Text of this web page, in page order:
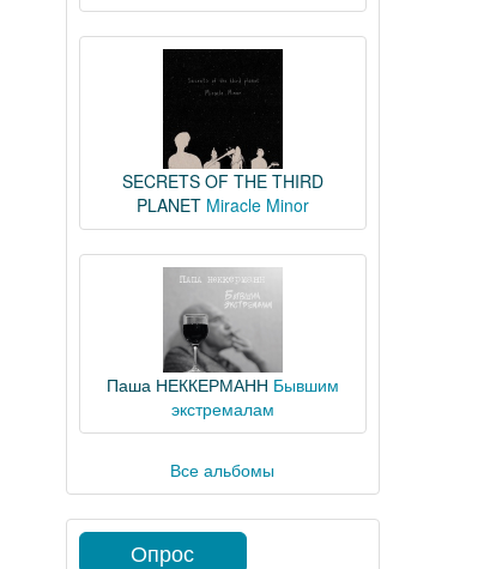
SECRETS OF THE THIRD
PLANET Miracle Minor
Паша НЕККЕРМАНН Бывшим
экстремалам
Все альбомы
Опрос